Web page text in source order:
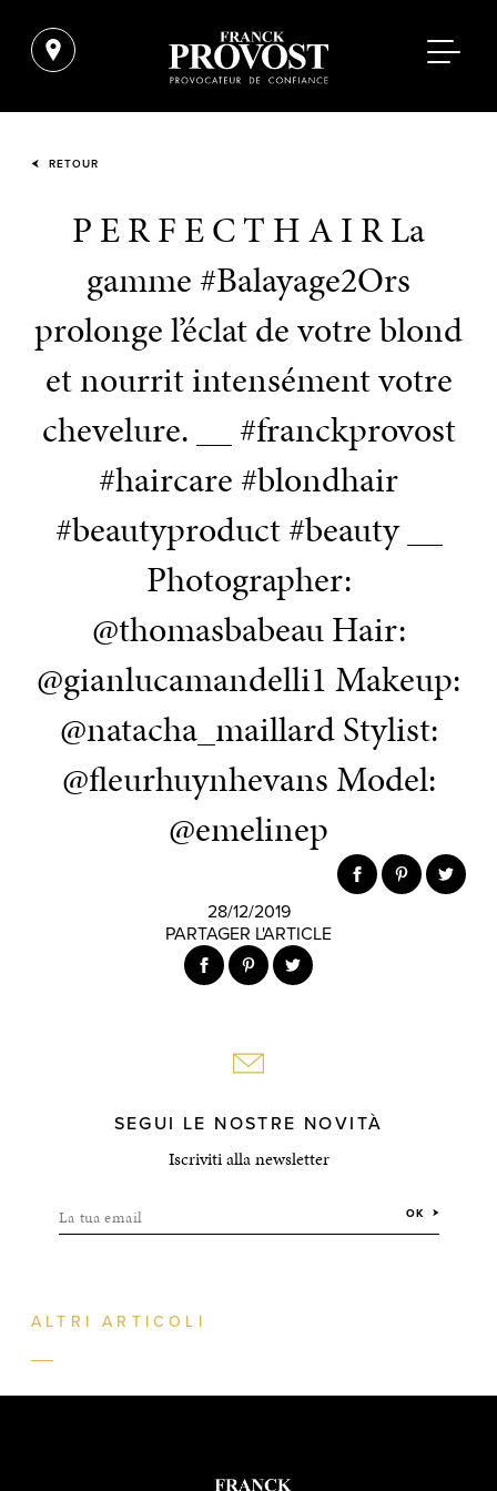
RETOUR
P E R F E C T H A I R La
gamme #Balayage2Ors
prolonge l’éclat de votre blond
et nourrit intensément votre
chevelure. __ #franckprovost
#haircare #blondhair
#beautyproduct #beauty __
Photographer:
@thomasbabeau Hair:
@gianlucamandelli1 Makeup:
@natacha_maillard Stylist:
@fleurhuynhevans Model:
@emelinep
28/12/2019
PARTAGER L'ARTICLE
SEGUI LE NOSTRE NOVITÀ
Iscriviti alla newsletter
La tua email OK
ALTRI ARTICOLI